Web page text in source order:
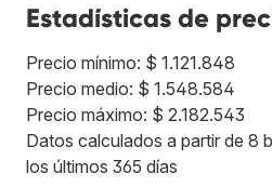
Estadísticas de
Precio mínimo: $ 1.121.848
Precio medio: $ 1.548.584
Precio máximo: $ 2.182.543
Datos calculados a partir de 8
los últimos 365 días